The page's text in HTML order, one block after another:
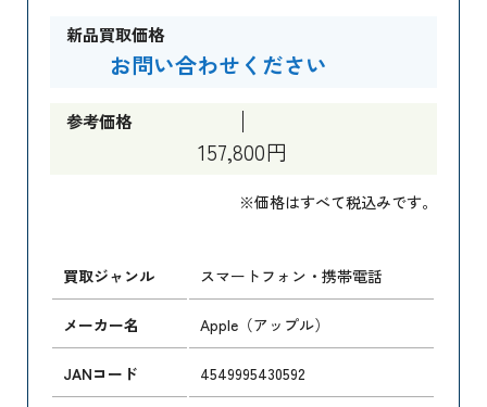
新品買取価格
お問い合わせください
参考価格
157,800円
※価格はすべて税込みです。
買取ジャンル スマートフォン・携帯電話
メーカー名 Apple（アップル）
JANコード 4549995430592